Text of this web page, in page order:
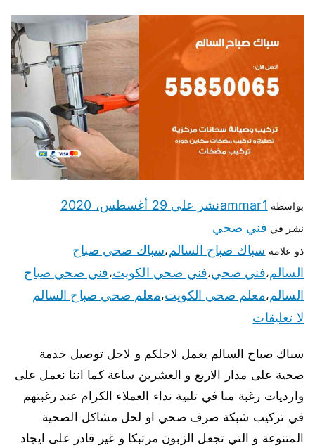
بواسطة ammar1نشر على 29 أغسطس، 2020
نشر في فني صحي
ذو علامة سباك صباح السالم ،سباك صحي صباح
السالم،فني صحي،فني صحي الكويت،فني صحي صباح
السالم،معلم صحي الكويت،معلم صحي صباح السالم
لا تعليقات
سباك صباح السالم يعمل لاجلكم و لاجل توصيل خدمة
صحية على مدار الاربع و العشرين ساعة كما اننا نعمل على
وارديات رغبة منا في تلبية نداء العملاء الكرام عند رغبتهم
في تركيب شبكة صرف صحي او لحل مشاكل الصحية
المتنوعة و التي تجعل الزبون مرتبكا و غير قادر على ايجاد